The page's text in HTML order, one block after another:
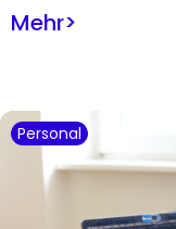
Mehr>
Personal